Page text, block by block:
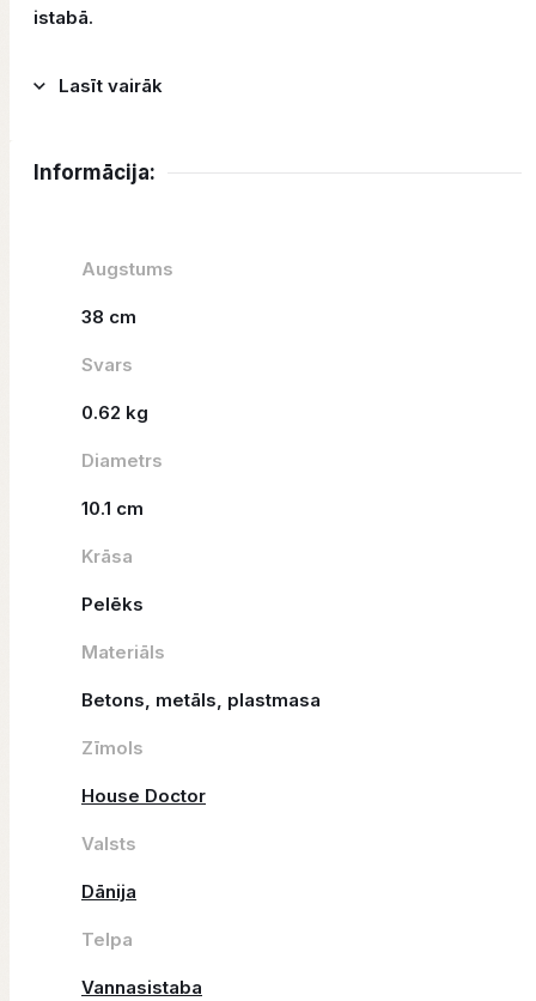
istabā.
Lasīt vairāk
Informācija:
Augstums
38 cm
Svars
0.62 kg
Diametrs
10.1 cm
Krāsa
Pelēks
Materiāls
Betons, metāls, plastmasa
Zīmols
House Doctor
Valsts
Dānija
Telpa
Vannasistaba